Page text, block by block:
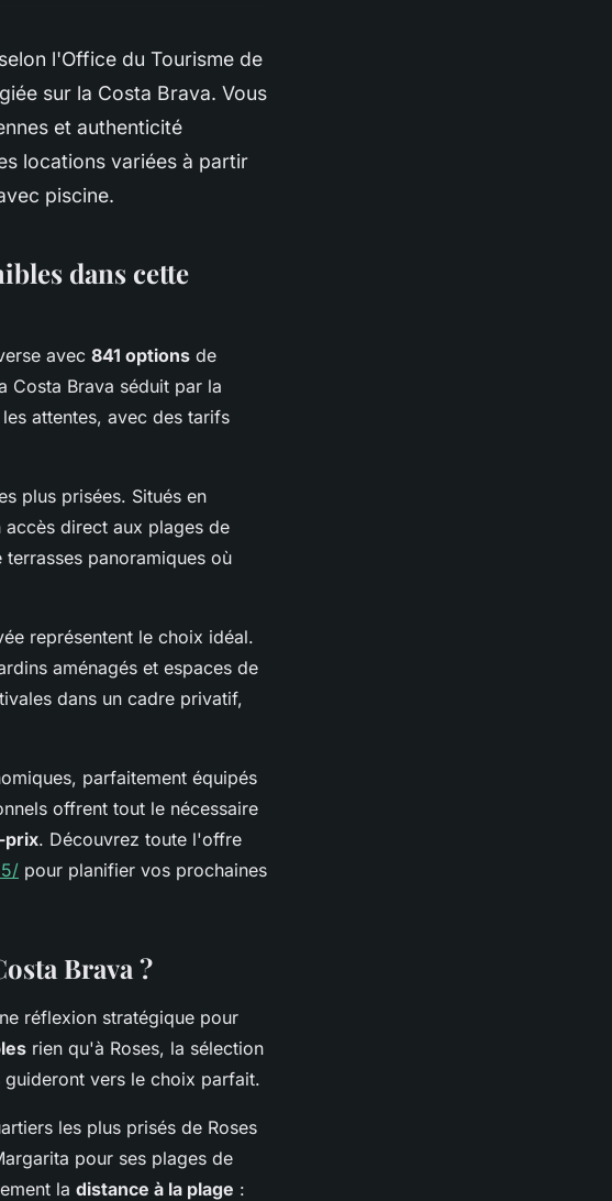
selon l'Office du Tourisme de
sur la Costa Brava. Vous
et authenticité
locations variées à partir
piscine.
dans cette
avec 841 options de
Costa Brava séduit par la
attentes, avec des tarifs
plus prisées. Situés en
direct aux plages de
panoramiques où
représentent le choix idéal.
aménagés et espaces de
dans un cadre privatif,
parfaitement équipés
offrent tout le nécessaire
prix. Découvrez toute l'offre
pour planifier vos prochaines
Brava ?
réflexion stratégique pour
rien qu'à Roses, la sélection
vers le choix parfait.
les plus prisés de Roses
pour ses plages de
la distance à la plage :